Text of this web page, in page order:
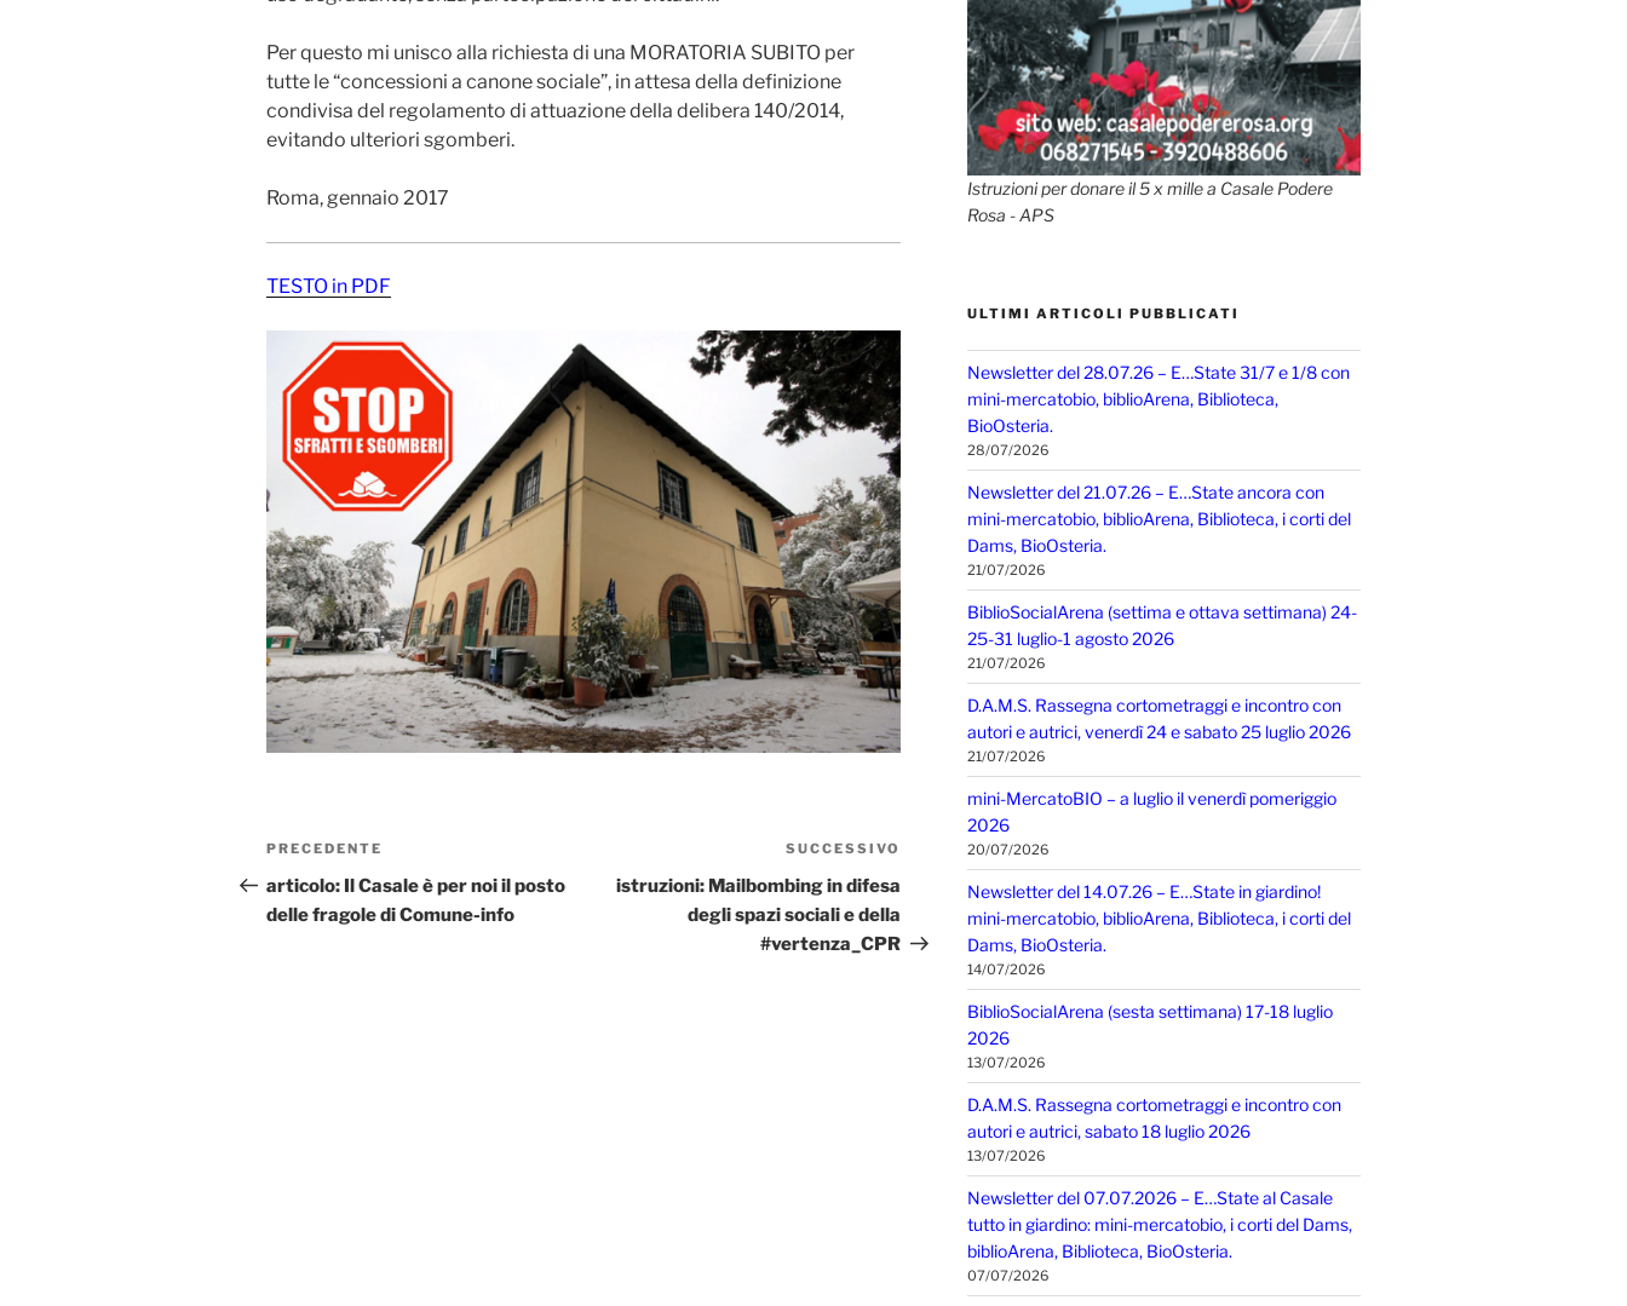
Per questo mi unisco alla richiesta di una MORATORIA SUBITO per
tutte le “concessioni a canone sociale”, in attesa della definizione
condivisa del regolamento di attuazione della delibera 140/2014,
evitando ulteriori sgomberi.
Roma, gennaio 2017
TESTO in PDF
Navigazione
articoli
Articolo
precedente:
PRECEDENTE
articolo: Il Casale è per noi il posto
delle fragole di Comune-info
Articolo
successivo
SUCCESSIVO
istruzioni: Mailbombing in difesa
degli spazi sociali e della
#vertenza_CPR
Istruzioni per donare il 5 x mille a Casale Podere
Rosa - APS
ULTIMI ARTICOLI PUBBLICATI
Newsletter del 28.07.26 – E…State 31/7 e 1/8 con
mini-mercatobio, biblioArena, Biblioteca,
BioOsteria.
28/07/2026
Newsletter del 21.07.26 – E…State ancora con
mini-mercatobio, biblioArena, Biblioteca, i corti del
Dams, BioOsteria.
21/07/2026
BiblioSocialArena (settima e ottava settimana) 24-
25-31 luglio-1 agosto 2026
21/07/2026
D.A.M.S. Rassegna cortometraggi e incontro con
autori e autrici, venerdì 24 e sabato 25 luglio 2026
21/07/2026
mini-MercatoBIO – a luglio il venerdì pomeriggio
2026
20/07/2026
Newsletter del 14.07.26 – E…State in giardino!
mini-mercatobio, biblioArena, Biblioteca, i corti del
Dams, BioOsteria.
14/07/2026
BiblioSocialArena (sesta settimana) 17-18 luglio
2026
13/07/2026
D.A.M.S. Rassegna cortometraggi e incontro con
autori e autrici, sabato 18 luglio 2026
13/07/2026
Newsletter del 07.07.2026 – E…State al Casale
tutto in giardino: mini-mercatobio, i corti del Dams,
biblioArena, Biblioteca, BioOsteria.
07/07/2026